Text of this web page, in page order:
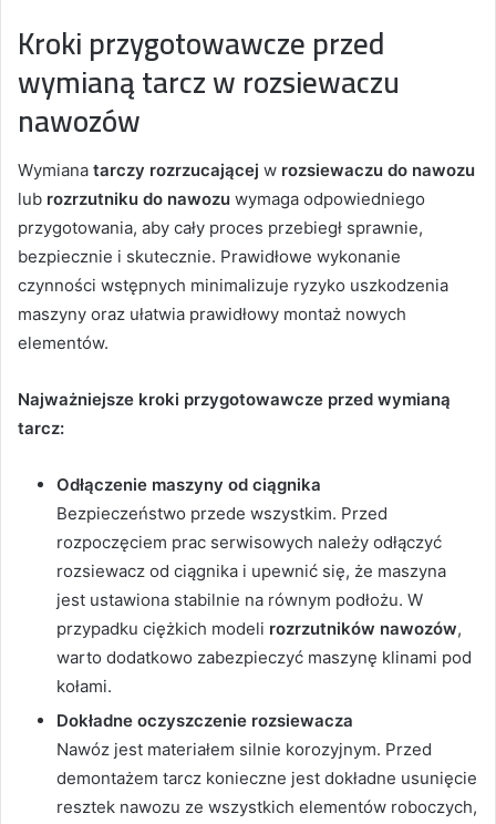
Kroki przygotowawcze przed
wymianą tarcz w rozsiewaczu
nawozów
Wymiana tarczy rozrzucającej w rozsiewaczu do nawozu
lub rozrzutniku do nawozu wymaga odpowiedniego
przygotowania, aby cały proces przebiegł sprawnie,
bezpiecznie i skutecznie. Prawidłowe wykonanie
czynności wstępnych minimalizuje ryzyko uszkodzenia
maszyny oraz ułatwia prawidłowy montaż nowych
elementów.
Najważniejsze kroki przygotowawcze przed wymianą
tarcz:
Odłączenie maszyny od ciągnika
Bezpieczeństwo przede wszystkim. Przed
rozpoczęciem prac serwisowych należy odłączyć
rozsiewacz od ciągnika i upewnić się, że maszyna
jest ustawiona stabilnie na równym podłożu. W
przypadku ciężkich modeli rozrzutników nawozów,
warto dodatkowo zabezpieczyć maszynę klinami pod
kołami.
Dokładne oczyszczenie rozsiewacza
Nawóz jest materiałem silnie korozyjnym. Przed
demontażem tarcz konieczne jest dokładne usunięcie
resztek nawozu ze wszystkich elementów roboczych,